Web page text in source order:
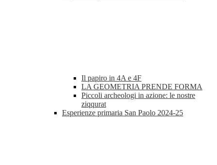
Il papiro in 4A e 4F
LA GEOMETRIA PRENDE FORMA
Piccoli archeologi in azione: le nostre
ziqqurat
Esperienze primaria San Paolo 2024-25